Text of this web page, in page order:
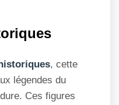
, cette
légendes du
Ces figures